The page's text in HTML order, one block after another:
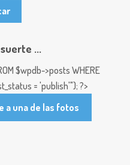
...
$wpdb->posts WHERE
= 'publish'"); ?>
a una de las fotos